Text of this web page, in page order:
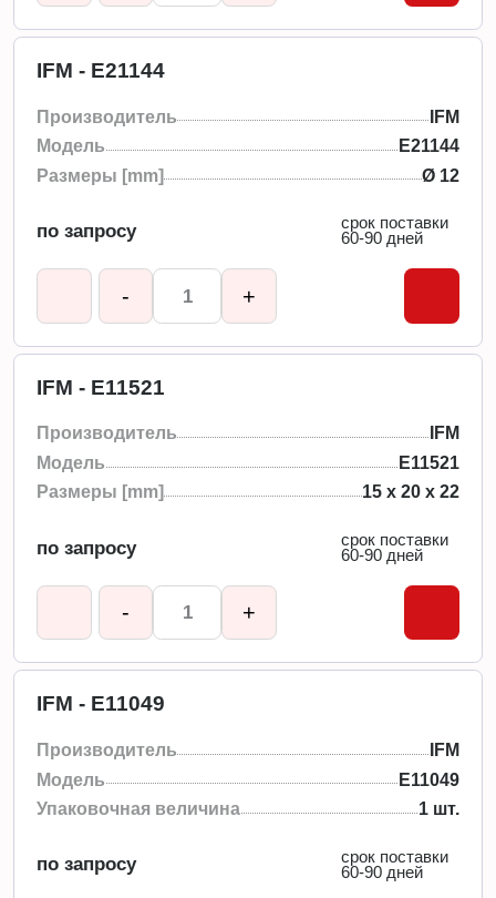
IFM - E21144
Производитель
IFM
Модель
E21144
Размеры [mm]
Ø 12
по запросу
срок поставки
60-90 дней
- +
IFM - E11521
Производитель
IFM
Модель
E11521
Размеры [mm]
15 x 20 x 22
по запросу
срок поставки
60-90 дней
- +
IFM - E11049
Производитель
IFM
Модель
E11049
Упаковочная величина
1 шт.
по запросу
срок поставки
60-90 дней